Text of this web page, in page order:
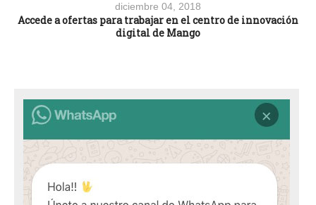
diciembre 04, 2018
Accede a ofertas para trabajar en el centro de innovación
digital de Mango